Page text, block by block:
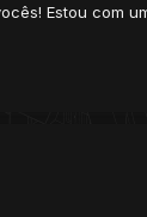
Estou com